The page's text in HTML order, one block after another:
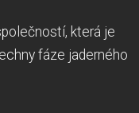
která je
fáze jaderného